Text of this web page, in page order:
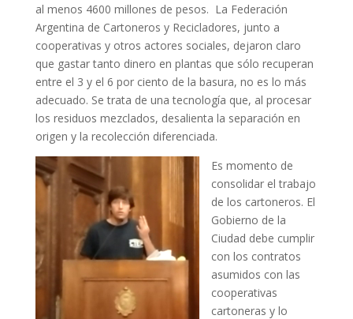
al menos 4600 millones de pesos. La Federación
Argentina de Cartoneros y Recicladores, junto a
cooperativas y otros actores sociales, dejaron claro
que gastar tanto dinero en plantas que sólo recuperan
entre el 3 y el 6 por ciento de la basura, no es lo más
adecuado. Se trata de una tecnología que, al procesar
los residuos mezclados, desalienta la separación en
origen y la recolección diferenciada.
Es momento de
consolidar el trabajo
de los cartoneros. El
Gobierno de la
Ciudad debe cumplir
con los contratos
asumidos con las
cooperativas
cartoneras y lo